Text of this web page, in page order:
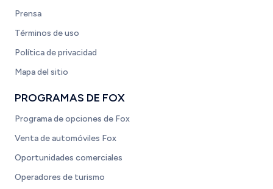
Prensa
Términos de uso
Política de privacidad
Mapa del sitio
PROGRAMAS DE FOX
Programa de opciones de Fox
Venta de automóviles Fox
Oportunidades comerciales
Operadores de turismo